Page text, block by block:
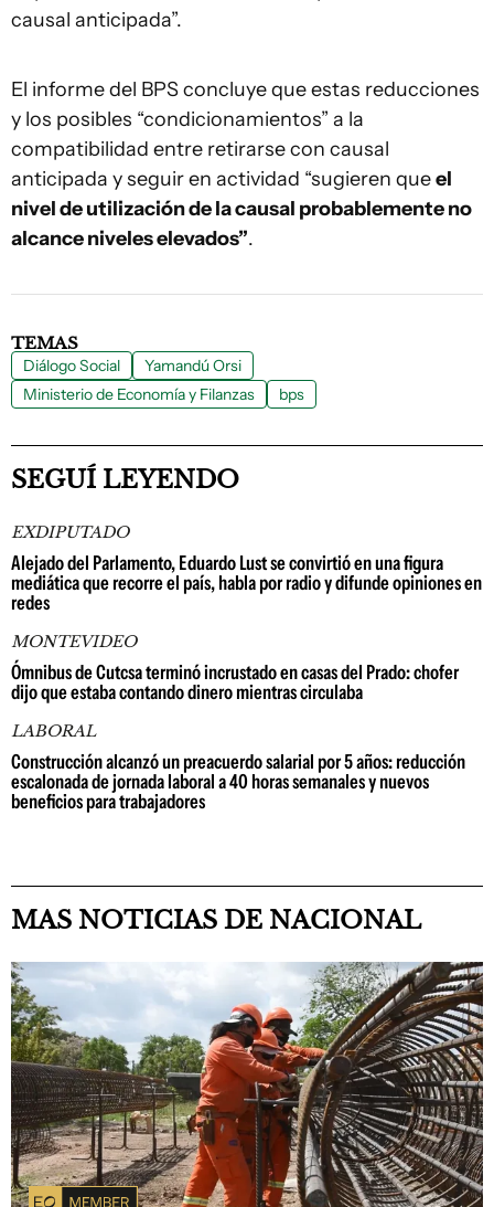
causal anticipada”.
El informe del BPS concluye que estas reducciones
y los posibles “condicionamientos” a la
compatibilidad entre retirarse con causal
anticipada y seguir en actividad “sugieren queel
nivel de utilización de la causal probablemente no
alcance niveles elevados”.
TEMAS
Diálogo Social
Yamandú Orsi
Ministerio de Economía y Filanzas
bps
SEGUÍ LEYENDO
EXDIPUTADO
Alejado del Parlamento, Eduardo Lust se convirtió en una figura
mediática que recorre el país, habla por radio y difunde opiniones en
redes
MONTEVIDEO
Ómnibus de Cutcsa terminó incrustado en casas del Prado: chofer
dijo que estaba contando dinero mientras circulaba
LABORAL
Construcción alcanzó un preacuerdo salarial por 5 años: reducción
escalonada de jornada laboral a 40 horas semanales y nuevos
beneficios para trabajadores
MAS NOTICIAS DE NACIONAL